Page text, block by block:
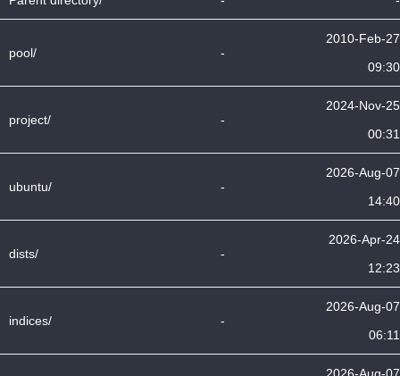
pool/ -
2010-Feb-27
09:30
project/ -
2024-Nov-25
00:31
ubuntu/ -
2026-Aug-07
14:40
dists/ -
2026-Apr-24
12:23
indices/ -
2026-Aug-07
06:11